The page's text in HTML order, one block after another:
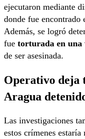
ejecutaron mediante
donde fue encontrado
Además, se logró
fue torturada en una
de ser asesinada.
Operativo deja
Aragua
Las investigaciones
estos crímenes